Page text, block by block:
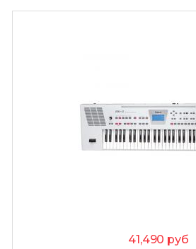
41,490 руб